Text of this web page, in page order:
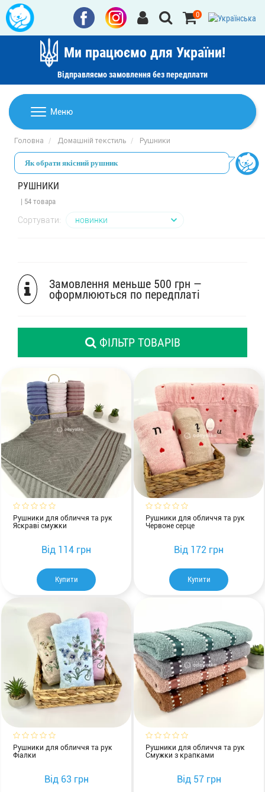
Ми працюємо для України!
Відправляємо замовлення без передплати
0
Меню
Домашній текстиль
Ковдри
Подушки
Постільна білизна
Пледи
Покривала
Комплекти з ковдр, подушок і постільної білизни
Дитячі товари
Дитячий текстиль
Товари для дому
Машинки для стрижки та гоління
Акції
Головна Домашній текстиль Рушники
Як обрати якісний рушник
РУШНИКИ
| 54 товара
Сортувати:
Замовлення меньше 500 грн —
оформлюються по передплаті
ФІЛЬТР ТОВАРІВ
Рушники для обличчя та рук
Яскраві смужки
Купити
Від 114 грн
Рушники для обличчя та рук
Червоне серце
Купити
Від 172 грн
Рушники для обличчя та рук
Фіалки
Від63 грн
Рушники для обличчя та рук
Смужки з крапками
Від57 грн